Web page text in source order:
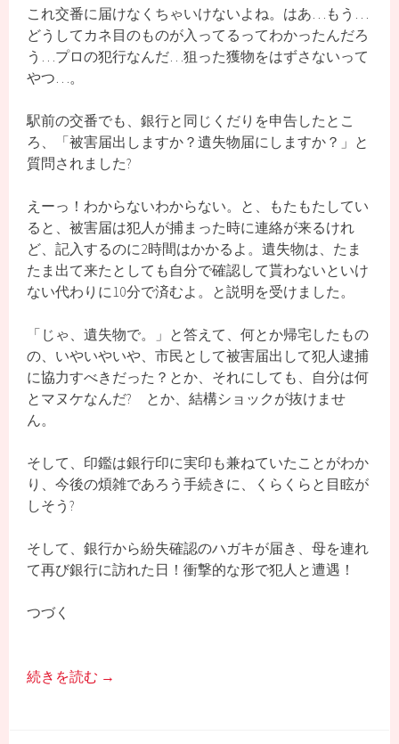
これ交番に届けなくちゃいけないよね。はあ…もう…
どうしてカネ目のものが入ってるってわかったんだろ
う…プロの犯行なんだ…狙った獲物をはずさないって
やつ…。
駅前の交番でも、銀行と同じくだりを申告したとこ
ろ、「被害届出しますか？遺失物届にしますか？」と
質問されました?
えーっ！わからないわからない。と、もたもたしてい
ると、被害届は犯人が捕まった時に連絡が来るけれ
ど、記入するのに2時間はかかるよ。遺失物は、たま
たま出て来たとしても自分で確認して貰わないといけ
ない代わりに10分で済むよ。と説明を受けました。
「じゃ、遺失物で。」と答えて、何とか帰宅したもの
の、いやいやいや、市民として被害届出して犯人逮捕
に協力すべきだった？とか、それにしても、自分は何
とマヌケなんだ? とか、結構ショックが抜けませ
ん。
そして、印鑑は銀行印に実印も兼ねていたことがわか
り、今後の煩雑であろう手続きに、くらくらと目眩が
しそう?
そして、銀行から紛失確認のハガキが届き、母を連れ
て再び銀行に訪れた日！衝撃的な形で犯人と遭遇！
つづく
続きを読む →